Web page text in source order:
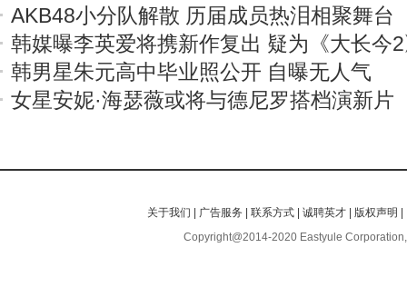
AKB48小分队解散 历届成员热泪相聚舞台
韩媒曝李英爱将携新作复出 疑为《大长今
韩男星朱元高中毕业照公开 自曝无人气
女星安妮·海瑟薇或将与德尼罗搭档演新片
关于我们 广告服务 |联系方式 |诚聘英才 版权声明
Copyright@2014-2020 Eastyule